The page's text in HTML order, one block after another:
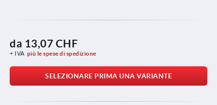
da 13,07 CHF
+ IVA più le spese di spedizione
SELEZIONARE PRIMA UNA VARIANTE